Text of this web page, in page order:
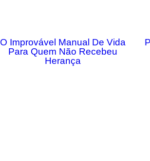
O Improvável Manual De Vida
Para Quem Não Recebeu
Herança